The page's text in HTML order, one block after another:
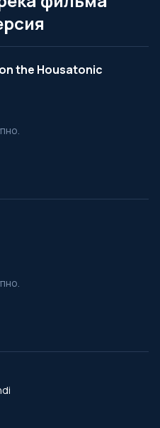
the Housatonic